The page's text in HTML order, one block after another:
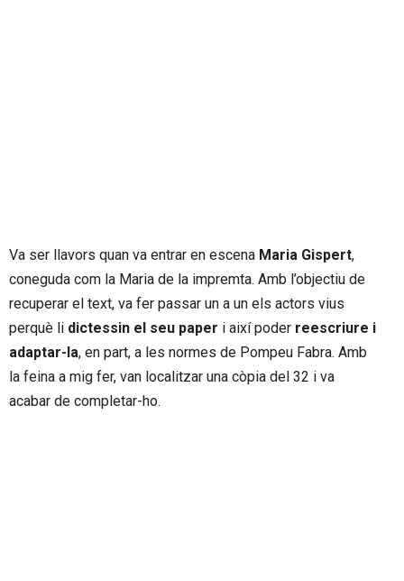
Va ser llavors quan va entrar en escena Maria Gispert,
coneguda com la Maria de la impremta. Amb l’objectiu de
recuperar el text, va fer passar un a un els actors vius
perquè li dictessin el seu paper i així poder reescriure i
adaptar-la, en part, a les normes de Pompeu Fabra. Amb
la feina a mig fer, van localitzar una còpia del 32 i va
acabar de completar-ho.